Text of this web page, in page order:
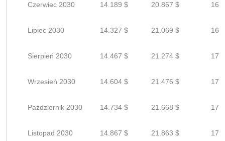
Czerwiec 2030 14.189 $ 20.867 $
Lipiec 2030 14.327 $ 21.069 $
Sierpień 2030 14.467 $ 21.274 $
Wrzesień 2030 14.604 $ 21.476 $
Październik 2030 14.734 $ 21.668 $
Listopad 2030 14.867 $ 21.863 $